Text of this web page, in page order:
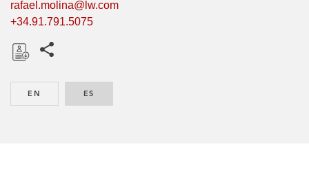
rafael.molina@lw.com
+34.91.791.5075
w
EN ES